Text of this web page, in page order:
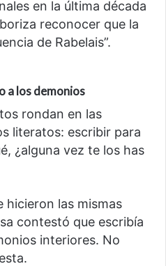
en la última década
reconocer que la
de Rabelais”.
a los demonios
rondan en las
literatos: escribir para
¿alguna vez te los has
las mismas
contestó que escribía
interiores. No